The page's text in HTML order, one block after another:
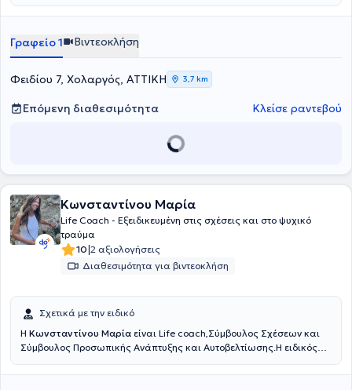
Ανασυνδυασμένης Εκλεκτικής Συμβουλευτικής και ο Σύλλογος
Συμβουλευτικής Coaching Mentoring Ελλάδας, ώστε να παραμένει
στην Ελλάδα. Η εμπειρία της και η συνεχής εκπαίδευσή της την
βοηθούν να προσφέρει εξειδικευμένες υπηρεσίες ψυχικής υγείας
και προσωπικής ανάπτυξης, προσαρμοσμένες στις ανάγκες των
Γραφείο 1 Βιντεοκλήση
Φειδίου 7, Χολαργός, ΑΤΤΙΚΗ 3,7 km
Επόμενη διαθεσιμότητα Κλείσε ραντεβού
Κωνσταντίνου Μαρία
Life Coach - Eξειδικευμένη στις σχέσεις και στο ψυχικό
τραύμα
10|2 αξιολογήσεις
Διαθεσιμότητα για βιντεοκλήση
Σχετικά με την ειδικό
Η Κωνσταντίνου Μαρία είναι Life coach,Σύμβουλος Σχέσεων και
Σύμβουλος Προσωπικής Ανάπτυξης και Αυτοβελτίωσης.Η ειδικός
Πανεπιστήμιο Αθηνών (ΕΚΠΑ) καθώς και πιστοποιημένη ειδικός στο